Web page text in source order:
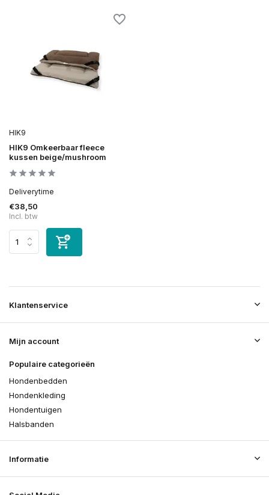
HIK9
HIK9 Omkeerbaar fleece
kussen beige/mushroom
Deliverytime
€38,50
Incl. btw
Klantenservice
Mijn account
Populaire categorieën
Hondenbedden
Hondenkleding
Hondentuigen
Halsbanden
Informatie